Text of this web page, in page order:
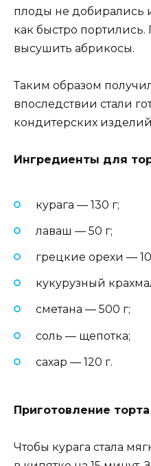
плоды не добирались
как быстро
высушить абрикосы.
Таким образом
впоследствии стали
кондитерских
Ингредиенты для
курага — 130 г;
лаваш — 50 г;
грецкие орехи —
кукурузный
сметана — 500 г;
соль — щепотка;
сахар — 120 г.
Приготовление торта
Чтобы курага стала